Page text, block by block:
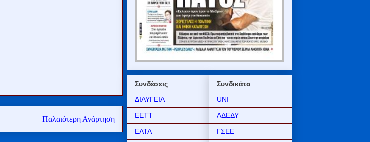
Παλαιότερη Ανάρτηση
Συνδέσεις
ΔΙΑΥΓΕΙΑ
ΕΕΤΤ
ΕΛΤΑ
Συνδικάτα
UNI
ΑΔΕΔΥ
ΓΣΕΕ